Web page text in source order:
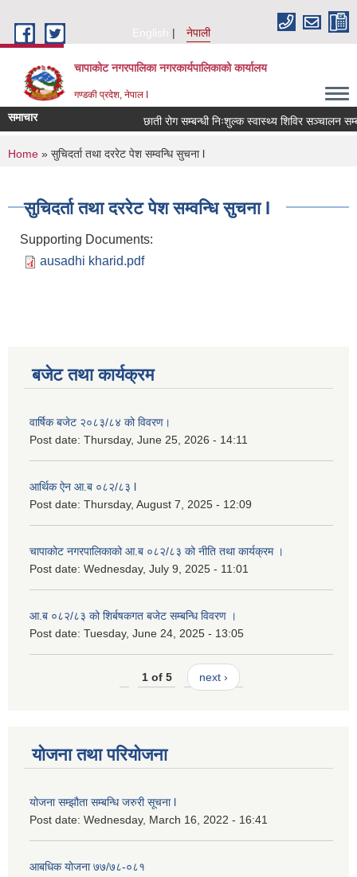
English
नेपाली
चापाकोट नगरपालिका नगरकार्यपालिकाको कार्यालय
गण्डकी प्रदेश, नेपाल I
समाचार छाती रोग सम्बन्धी निःशुल्क स्वास्थ्य शिविर सञ्चालन
You are here
Home » सुचिदर्ता तथा दररेट पेश सम्वन्धि सुचना l
सुचिदर्ता तथा दररेट पेश सम्वन्धि सुचना l
Supporting Documents:
ausadhi kharid.pdf
बजेट तथा कार्यक्रम
वार्षिक बजेट २०८३/८४ को विवरण।
Post date: Thursday, June 25, 2026 - 14:11
आर्थिक ऐन आ.ब ०८२/८३ l
Post date: Thursday, August 7, 2025 - 12:09
चापाकोट नगरपालिकाको आ.ब ०८२/८३ को नीति तथा कार्यक्रम ।
Post date: Wednesday, July 9, 2025 - 11:01
आ.ब ०८२/८३ को शिर्बषकगत बजेट सम्बन्धि विवरण ।
Post date: Tuesday, June 24, 2025 - 13:05
1 of 5 next ›
योजना तथा परियोजना
योजना सम्झौता सम्बन्धि जरुरी सूचना l
Post date: Wednesday, March 16, 2022 - 16:41
आबधिक योजना ७७/७८-०८१